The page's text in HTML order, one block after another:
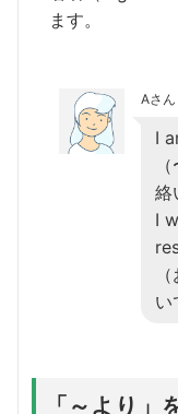
ます。
Aさん
I
絡
I
い
「～より」